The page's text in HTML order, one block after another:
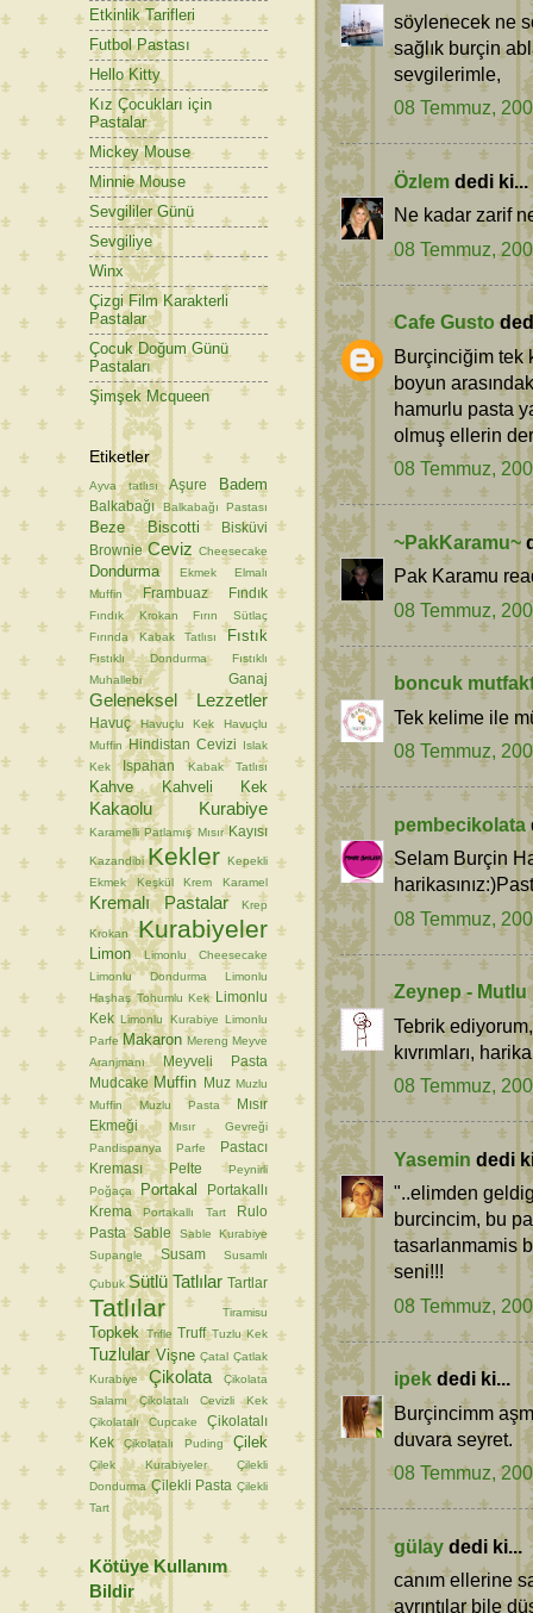
söylenecek ne
sağlık burçin
sevgilerimle,
08 Temmuz,
Özlem dedi ki...
Ne kadar zarif
08 Temmuz,
Cafe Gusto
Burçinciğim tek
boyun
hamurlu pasta
olmuş ellerin
08 Temmuz,
~PakKaramu~
Pak Karamu
08 Temmuz,
boncuk
Tek kelime ile
08 Temmuz,
pembecikolata
Selam Burçin
08 Temmuz,
Zeynep -
Tebrik
kıvrımları,
08 Temmuz,
Yasemin dedi
"..elimden
burcincim, bu
tasarlanmamis
seni!!!
08 Temmuz,
ipek dedi ki...
Burçincimm
duvara seyret.
08 Temmuz,
gülay dedi ki...
canım ellerine
ayrıntılar bile
Etkinlik Tarifleri
Futbol Pastası
Hello Kitty
Kız Çocukları için
Pastalar
Mickey Mouse
Minnie Mouse
Sevgililer Günü
Sevgiliye
Winx
Çizgi Film Karakterli
Pastalar
Çocuk Doğum Günü
Pastaları
Şimşek Mcqueen
Etiketler
Ayva tatlısı Aşure Badem
Balkabağı Balkabağı Pastası
Beze Biscotti
Bisküvi
Brownie Ceviz Cheesecake
Dondurma Ekmek
Elmalı
Muffin
Frambuaz Fındık
Fındık Krokan
Fırın Sütlaç
Fırında Kabak Tatlısı
Fıstık
Fıstıklı Dondurma
Fıstıklı
Muhallebi
Ganaj
Geleneksel Lezzetler
Havuç Havuçlu Kek
Havuçlu
Muffin Hindistan Cevizi
Islak
Kek
Ispahan Kabak Tatlısı
Kahve Kahveli Kek
Kakaolu Kurabiye
Karamelli Patlamış Mısır Kayısı
Kazandibi Kekler Kepekli
Ekmek
Keşkül Krem Karamel
Kremalı Pastalar Krep
Krokan Kurabiyeler
Limon
Limonlu Cheesecake
Limonlu Dondurma
Limonlu
Haşhaş Tohumlu Kek
Limonlu
Kek Limonlu Kurabiye Limonlu
Parfe Makaron Mereng Meyve
Aranjmanı
Meyveli Pasta
Mudcake Muffin Muz Muzlu
Muffin
Muzlu Pasta
Mısır
Ekmeği
Mısır Gevreği
Pandispanya
Parfe
Pastacı
Kreması
Pelte
Peynirli
Poğaça
Portakal
Portakallı
Krema
Portakallı Tart
Rulo
Pasta Sable
Sable Kurabiye
Supangle
Susam Susamlı
Çubuk Sütlü Tatlılar Tartlar
Tatlılar Tiramisu
Topkek Trifle Truff Tuzlu Kek
Tuzlular Vişne Çatal Çatlak
Kurabiye
Çikolata
Çikolata
Salamı
Çikolatalı Cevizli Kek
Çikolatalı Cupcake
Çikolatalı
Kek
Çikolatalı Puding Çilek
Çilek Kurabiyeler
Çilekli
Dondurma Çilekli Pasta Çilekli
Tart
Kötüye Kullanım
Bildir